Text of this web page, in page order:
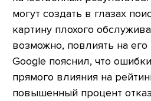
могут создать в глазах
картину плохого
возможно, повлиять на его
Google пояснил, что
прямого влияния на
повышенный процент